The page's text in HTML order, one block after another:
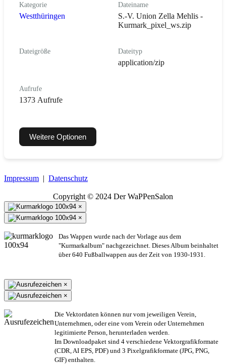
Kategorie
Westthüringen
Dateiname
S.-V. Union Zella Mehlis -
Kurmark_pixel_ws.zip
Dateigröße Dateityp
application/zip
Aufrufe
1373 Aufrufe
Weitere Optionen
Impressum | Datenschutz
Copyright © 2024 Der WaPPenSalon
×
×
Das Wappen wurde nach der Vorlage aus dem
"Kurmarkalbum" nachgezeichnet. Dieses Album beinhaltet
über 640 Fußballwappen aus der Zeit von 1930-1931.
×
×
Die Vektordaten können nur vom jeweiligen Verein,
Unternehmen, oder eine vom Verein oder Unternehmen
legitimierte Person, herunterladen werden.
Im Downloadpaket sind 4 verschiedene Vektorgrafikformate
(CDR, AI EPS, PDF) und 3 Pixelgrafikformate (JPG, PNG,
GIF) enthalten.